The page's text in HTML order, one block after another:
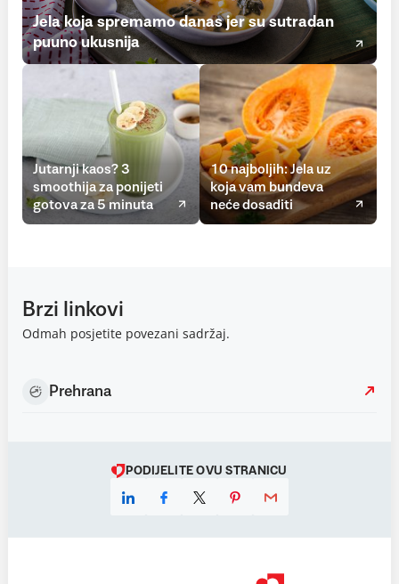
Jela koja spremamo danas jer su sutradan
puuno ukusnija
Jutarnji kaos? 3
smoothija za ponijeti
gotova za 5 minuta
10 najboljih: Jela uz
koja vam bundeva
neće dosaditi
Brzi linkovi
Odmah posjetite povezani sadržaj.
Prehrana
PODIJELITE OVU STRANICU